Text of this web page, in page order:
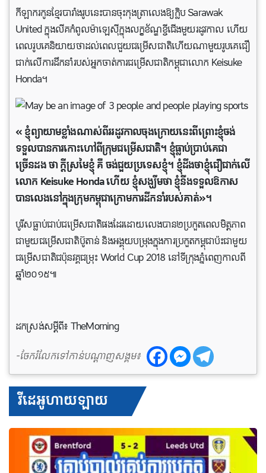
កីឡាករកូនខ្មែរបារាំងរូប​នេះ​បាន​ចុះកុងត្រា​លេង​ឱ្យ​ក្លិប​ Sarawak
United ក្នុង​លីគកំពូលម៉ាឡេស៊ី​ក្នុង​លក្ខខ័ណ្ឌខ្ចី​ជើងមួយរដូវ​កាល ហើយ​
ពេល​រូប​គេ​និយាយ​ថា​ដល់​ពេល​ជួយជម្រើស​ជាតិ​ហើយណាមួយ​រូប​គេ​ជឿ
ជាក់លើ​ការ​ដឹកនាំរបស់​អ្នក​ចាត់​ការ​ជម្រើស​ជាតិ​កម្ពុជាលោក Keisuke
Honda។
« ខ្ញុំព្យាយាមខ្លាំងណាស់ពីររដូវកាលចុងក្រោយនេះពីព្រោះខ្ញុំចង់
ទទួលបានការកោះហៅពីក្រុមជម្រើសជាតិ។ ខ្ញុំធ្លាប់ប្រាប់គេជា
ច្រើនដង ថា ក្តីស្រមៃខ្ញុំ គឺ ចង់ជួយប្រទេសខ្ញុំ។ ខ្ញុំដឹងថាខ្ញុំជឿជាក់លើ
លោក Keisuke Honda ហើយ ខ្ញុំសង្ឃឹមថា ខ្ញុំនឹងទទួលឱកាស
បានលេងនៅក្នុងក្រុមកម្ពុជាក្រោមការដឹកនាំរបស់គាត់»។
បូរីស​ធ្លាប់​ជាប់​ជម្រើស​ជាតិ​ផង​ដែរដោយ​លេង​បាន​២​ប្រកួត​ពេល​មិត្តភាព​
ជាមួយ​ជម្រើស​ជាតិ​ប៊ូតាន់ និង​អង្គុយបម្រុង​ក្នុងការ​ប្រកួត​កម្ពុជា​ប៉ះ​ជាមួយ​
ជម្រើស​ជាតិ​ជប៉ុន​វគ្គ​ជម្រុះ World Cup 2018 នៅ​ទីក្រុងភ្នំពេញ​កាល​ពី​
ឆ្នាំ២០១៥៕
ដកស្រង់សម្ដីពី៖ TheMorning
-ចែករំលែកទៅកាន់បណ្តាញសង្គម៖
វីដេអូហាយឡាយ